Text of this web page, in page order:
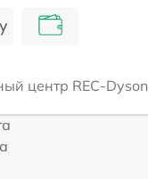
центр REC-Dyson